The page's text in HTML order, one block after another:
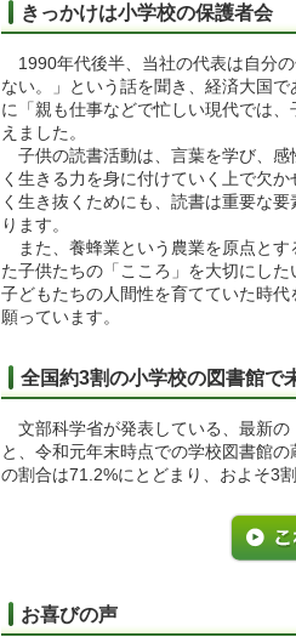
きっかけは小学校の保護者会
1990年代後半、当社の代表は自分
ない。」という話を聞き、経済大国
に「親も仕事などで忙しい現代では
えました。
子供の読書活動は、言葉を学び、感
く生きる力を身に付けていく上で欠
く生き抜くためにも、読書は重要な
ります。
また、養蜂業という農業を原点とす
た子供たちの「こころ」を大切にし
子どもたちの人間性を育てていた時
願っています。
全国約3割の小学校の図書館で
文部科学省が発表している、最新の
と、令和元年末時点での学校図書館
の割合は71.2%にとどまり、およそ3
お喜びの声